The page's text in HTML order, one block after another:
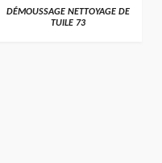
DÉMOUSSAGE NETTOYAGE DE
TUILE 73